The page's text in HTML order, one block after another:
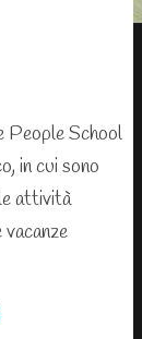
People School
in cui sono
attività